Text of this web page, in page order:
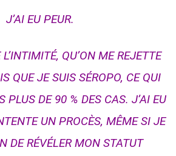
J’AI EU PEUR.
QU’ON ME REJETTE
QUE JE SUIS SÉROPO, CE QUI
PLUS DE 90 % DES CAS. J’AI EU
UN PROCÈS, MÊME SI JE
DE RÉVÉLER MON STATUT